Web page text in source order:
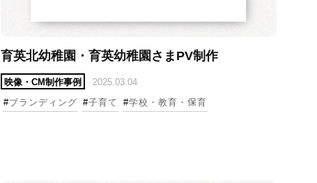
育英北幼稚園・育英幼稚園さまPV制作
映像・CM制作事例
2025.03.04
#ブランディング #子育て #学校・教育・保育